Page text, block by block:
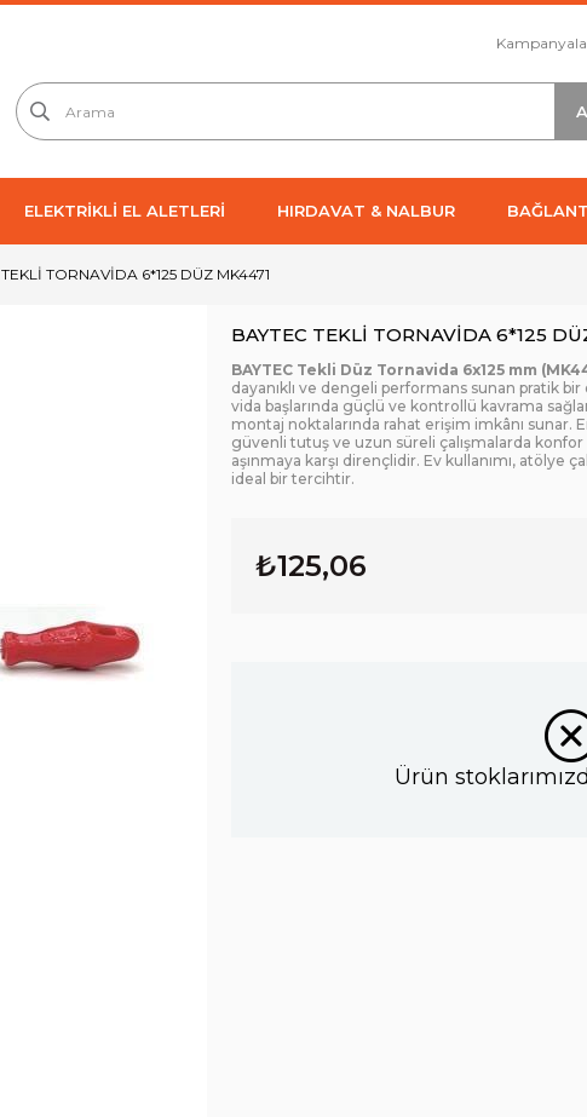
ELEKTRİKLİ EL ALETLERİ HIRDAVAT & NALBUR
TORNAVİDA 6*125 DÜZ MK4471
BAYTEC TEKLİ TORNAVİDA 6*125
BAYTEC Tekli Düz Tornavida 6x125 mm
dayanıklı ve dengeli performans sunan pratik
vida başlarında güçlü ve kontrollü kavrama
montaj noktalarında rahat erişim imkânı sunar.
güvenli tutuş ve uzun süreli çalışmalarda konfor
aşınmaya karşı dirençlidir. Ev kullanımı, atölye
ideal bir tercihtir.
₺125,06
Ürün